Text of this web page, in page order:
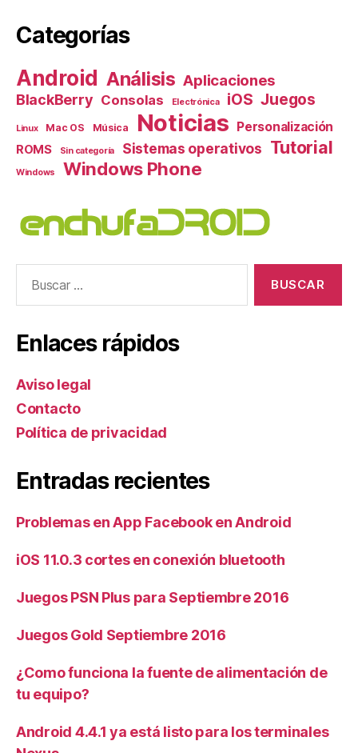
Categorías
Android Análisis Aplicaciones
BlackBerry Consolas Electrónica iOS Juegos
Linux Mac OS Música Noticias Personalización
ROMS Sin categoría Sistemas operativos Tutorial
Windows Windows Phone
Enlaces rápidos
Aviso legal
Contacto
Política de privacidad
Entradas recientes
Problemas en App Facebook en Android
iOS 11.0.3 cortes en conexión bluetooth
Juegos PSN Plus para Septiembre 2016
Juegos Gold Septiembre 2016
¿Como funciona la fuente de alimentación de
tu equipo?
Android 4.4.1 ya está listo para los terminales